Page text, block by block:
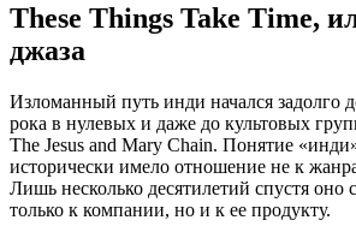
These Things Take Time,
джаза
Изломанный путь инди начался задолго
рока в нулевых и даже до культовых
The Jesus and Mary Chain. Понятие
исторически имело отношение не к
Лишь несколько десятилетий спустя оно
только к компании, но и к ее продукту.